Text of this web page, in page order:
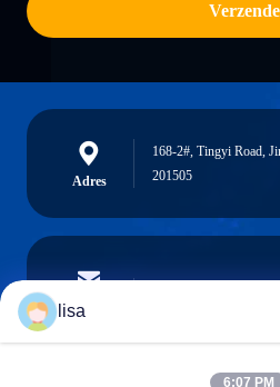
Adres
168-2#, Tingyi Road,
201505
E-mail
lisa
6:07 PM